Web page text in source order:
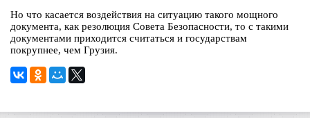
Но что касается воздействия на ситуацию такого мощного
документа, как резолюция Совета Безопасности, то с такими
документами приходится считаться и государствам
покрупнее, чем Грузия.